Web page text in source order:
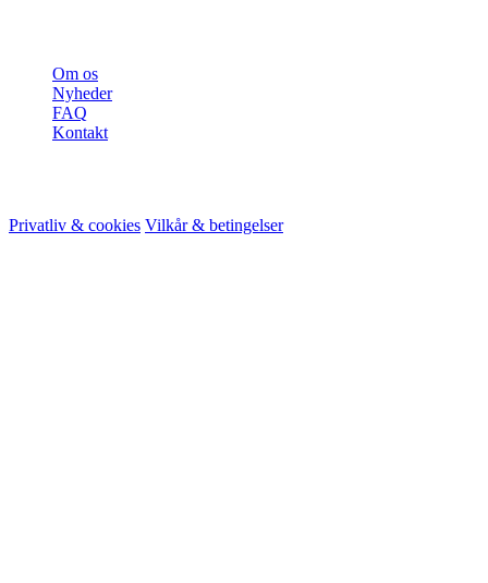
Om os
Nyheder
FAQ
Kontakt
Privatliv & cookies Vilkår & betingelser